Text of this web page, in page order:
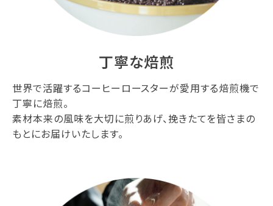
丁寧な焙煎
世界で活躍するコーヒーロースターが愛用する焙煎機で
丁寧に焙煎。
素材本来の風味を大切に煎りあげ、挽きたてを皆さまの
もとにお届けいたします。